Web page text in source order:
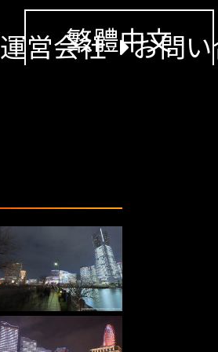
運営会社 お問
繁體中文